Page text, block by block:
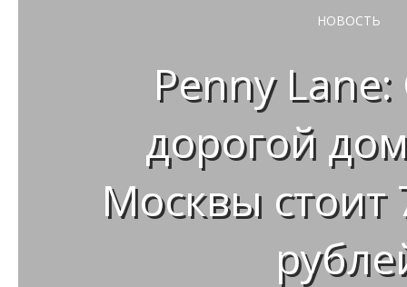
НОВОСТЬ
Penny
дорогой
Москвы стоит